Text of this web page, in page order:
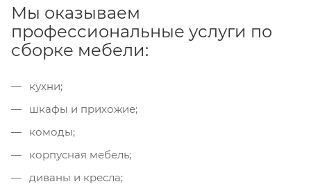
Мы оказываем
профессиональные услуги по
сборке мебели:
кухни;
шкафы и прихожие;
комоды;
корпусная мебель;
диваны и кресла;